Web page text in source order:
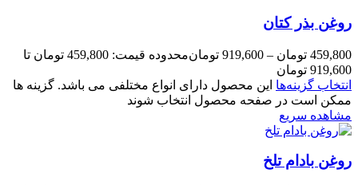
روغن بذر کتان
459,800 تومان –
919,600 تومان
محدوده قیمت: 459,800 تومان تا
919,600 تومان
انتخاب گزینه‌ها این محصول دارای انواع مختلفی می باشد. گزینه ها
ممکن است در صفحه محصول انتخاب شوند
مشاهده سریع
روغن بادام تلخ